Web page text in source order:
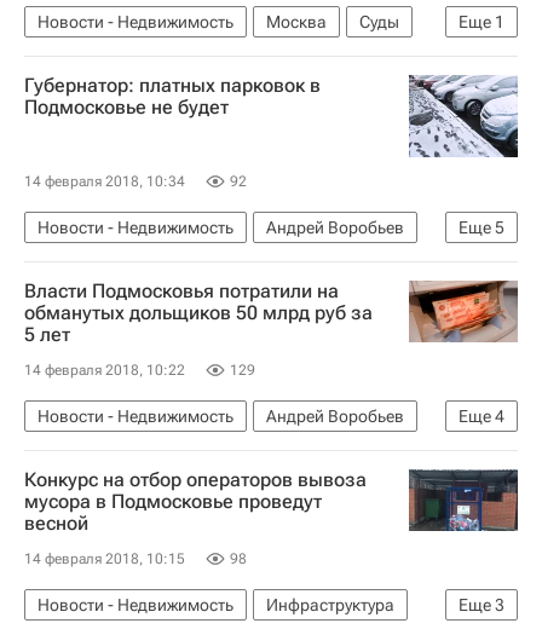
Еще 1
Новости - Недвижимость Москва
Суды
Россия
Губернатор: платных парковок в
Подмосковье не будет
14 февраля 2018, 10:34 92
Еще5
Новости - Недвижимость
Андрей Воробьев
Инфраструктура
Транспорт
Парковка
Московская область (Подмосковье)
Россия
Власти Подмосковья потратили на
обманутых дольщиков 50 млрд руб за
5 лет
14 февраля 2018, 10:22 129
Еще4
Новости - Недвижимость
Андрей Воробьев
Жилье
Дольщики
Московская область (Подмосковье)
Россия
Конкурс на отбор операторов вывоза
мусора в Подмосковье проведут
весной
14 февраля 2018, 10:15 98
Еще3
Новости - Недвижимость
Инфраструктура